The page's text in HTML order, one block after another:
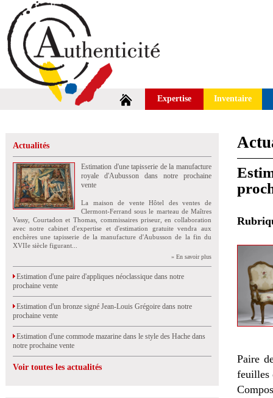
Expertise Inventaire
Actualités
Estimation d'une tapisserie de la manufacture
royale d'Aubusson dans notre prochaine
vente
La maison de vente Hôtel des ventes de
Clermont-Ferrand sous le marteau de Maîtres
Vassy, Courtadon et Thomas, commissaires priseur, en collaboration
avec notre cabinet d'expertise et d'estimation gratuite vendra aux
enchères une tapisserie de la manufacture d'Aubusson de la fin du
XVIIe siècle figurant...
» En savoir plus
Estimation d'une paire d'appliques néoclassique dans notre
prochaine vente
Estimation d'un bronze signé Jean-Louis Grégoire dans notre
prochaine vente
Estimation d'une commode mazarine dans le style des Hache dans
notre prochaine vente
Voir toutes les actualités
Paire
feuilles